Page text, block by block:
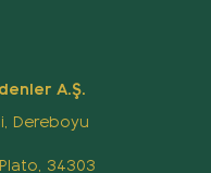
A.Ş.
Dereboyu
34303